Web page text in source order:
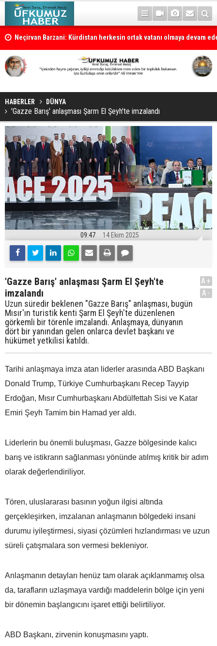
Neçirvan Barzani: Kürdistan herkesin ortak vatanı olmaya devam
HABERLER DÜNYA
'Gazze Barış' anlaşması Şarm El Şeyh'te imzalandı
09:47 14 Ekim 2025
'Gazze Barış' anlaşması Şarm El Şeyh'te
imzalandı
Uzun süredir beklenen "Gazze Barış" anlaşması, bugün
Mısır'ın turistik kenti Şarm El Şeyh'te düzenlenen
görkemli bir törenle imzalandı. Anlaşmaya, dünyanın
dört bir yanından gelen onlarca devlet başkanı ve
hükümet yetkilisi katıldı.
A+
A-
Tarihi anlaşmaya imza atan liderler arasında ABD Başkanı
Donald Trump, Türkiye Cumhurbaşkanı Recep Tayyip
Erdoğan, Mısır Cumhurbaşkanı Abdülfettah Sisi ve Katar
Emiri Şeyh Tamim bin Hamad yer aldı.
Liderlerin bu önemli buluşması, Gazze bölgesinde kalıcı
barış ve istikrarın sağlanması yönünde atılmış kritik bir adım
olarak değerlendiriliyor.
Tören, uluslararası basının yoğun ilgisi altında
gerçekleşirken, imzalanan anlaşmanın bölgedeki insani
durumu iyileştirmesi, siyasi çözümleri hızlandırması ve uzun
süreli çatışmalara son vermesi bekleniyor.
Anlaşmanın detayları henüz tam olarak açıklanmamış olsa
da, tarafların uzlaşmaya vardığı maddelerin bölge için yeni
bir dönemin başlangıcını işaret ettiği belirtiliyor.
ABD Başkanı, zirvenin konuşmasını yaptı.